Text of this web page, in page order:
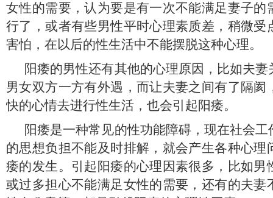
女性的需要，认为要是有一次不能满足妻子的
行了，或者有些男性平时心理素质差，稍微受
害怕，在以后的性生活中不能摆脱这种心理。
阳痿的男性还有其他的心理原因，比如夫
男女双方一方有外遇，而让夫妻之间有了隔阂
快的心情去进行性生活，也会引起阳痿。
阳痿是一种常见的性功能障碍，现在社会
的思想负担不能及时排解，就会产生各种心理
痿的发生。引起阳痿的心理因素很多，比如男
或过多担心不能满足女性的需要，还有的夫妻